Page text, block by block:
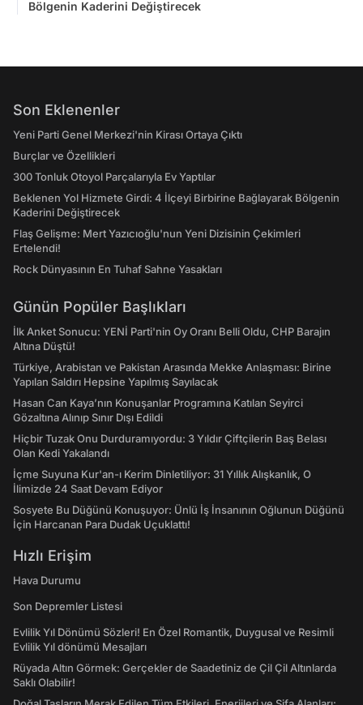
Bölgenin Kaderini Değiştirecek
Son Eklenenler
Yeni Parti Genel Merkezi'nin Kirası Ortaya Çıktı
Burçlar ve Özellikleri
300 Tonluk Otoyol Parçalarıyla Ev Yaptılar
Beklenen Yol Hizmete Girdi: 4 İlçeyi Birbirine Bağlayarak Bölgenin
Kaderini Değiştirecek
Flaş Gelişme: Mert Yazıcıoğlu'nun Yeni Dizisinin Çekimleri
Ertelendi!
Rock Dünyasının En Tuhaf Sahne Yasakları
Günün Popüler Başlıkları
İlk Anket Sonucu: YENİ Parti'nin Oy Oranı Belli Oldu, CHP Barajın
Altına Düştü!
Türkiye, Arabistan ve Pakistan Arasında Mekke Anlaşması: Birine
Yapılan Saldırı Hepsine Yapılmış Sayılacak
Hasan Can Kaya’nın Konuşanlar Programına Katılan Seyirci
Gözaltına Alınıp Sınır Dışı Edildi
Hiçbir Tuzak Onu Durduramıyordu: 3 Yıldır Çiftçilerin Baş Belası
Olan Kedi Yakalandı
İçme Suyuna Kur'an-ı Kerim Dinletiliyor: 31 Yıllık Alışkanlık, O
İlimizde 24 Saat Devam Ediyor
Sosyete Bu Düğünü Konuşuyor: Ünlü İş İnsanının Oğlunun Düğünü
İçin Harcanan Para Dudak Uçuklattı!
Hızlı Erişim
Hava Durumu
Son Depremler Listesi
Evlilik Yıl Dönümü Sözleri! En Özel Romantik, Duygusal ve Resimli
Evlilik Yıl dönümü Mesajları
Rüyada Altın Görmek: Gerçekler de Saadetiniz de Çil Çil Altınlarda
Saklı Olabilir!